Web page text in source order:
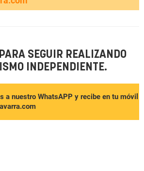
SEGUIR REALIZANDO
INDEPENDIENTE.
a nuestro WhatsAPP y recibe en tu móvil